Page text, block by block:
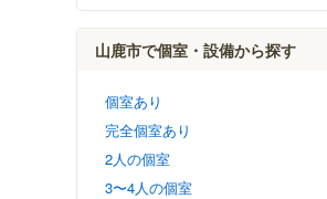
山鹿市で個室・設備から探す
個室あり
完全個室あり
2人の個室
3〜4人の個室